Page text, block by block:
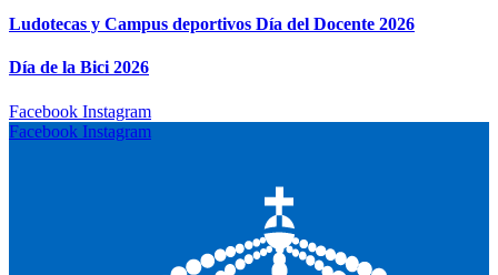
Ludotecas y Campus deportivos Día del Docente 2026
Día de la Bici 2026
Facebook Instagram
Facebook Instagram